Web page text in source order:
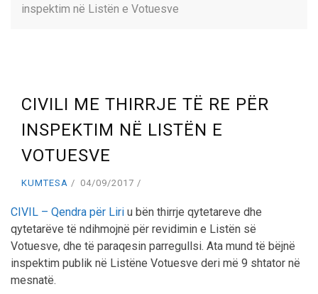
inspektim në Listën e Votuesve
CIVILI ME THIRRJE TË RE PËR
INSPEKTIM NË LISTËN E
VOTUESVE
KUMTESA 04/09/2017
CIVIL – Qendra për Liri u bën thirrje qytetareve dhe
qytetarëve të ndihmojnë për revidimin e Listën së
Votuesve, dhe të paraqesin parregullsi. Ata mund të bëjnë
inspektim publik në Listëne Votuesve deri më 9 shtator në
mesnatë.